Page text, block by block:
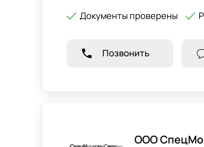
Документы проверены
Позвонить
ООО